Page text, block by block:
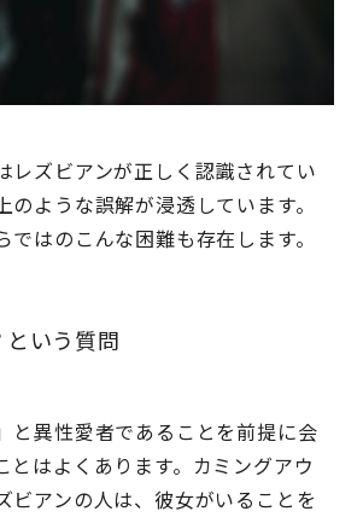
レズビアンが正しく認識されてい
のような誤解が浸透しています。
ではのこんな困難も存在します。
いう質問
と異性愛者であることを前提に会
とはよくあります。カミングアウ
ビアンの人は、彼女がいることを